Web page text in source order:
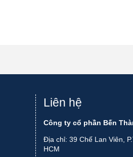
Liên hệ
Công ty cổ phần Bến
Địa chỉ: 39 Chế Lan Viên,
HCM